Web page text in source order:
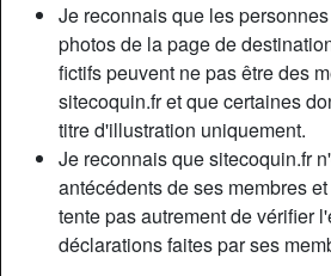
Je reconnais que les
photos de la page de
fictifs peuvent ne pas être des
sitecoquin.fr et que certaines
titre d'illustration uniquement.
Je reconnais que sitecoquin.fr
antécédents de ses membres
tente pas autrement de vérifier
déclarations faites par ses
Fumeur(euse):
Description
Et bah, si c’est juste pour venir faire
et puis c’est tout sans même me
compliment pour me donner des
m’intéresse po ce genre de plan ! Je
coquine et j’adore les hommes qui